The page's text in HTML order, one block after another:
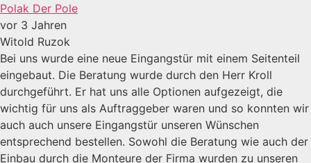
Polak Der Pole
vor 3 Jahren
Witold Ruzok
Bei uns wurde eine neue Eingangstür mit einem Seitenteil
eingebaut. Die Beratung wurde durch den Herr Kroll
durchgeführt. Er hat uns alle Optionen aufgezeigt, die
wichtig für uns als Auftraggeber waren und so konnten wir
auch auch unsere Eingangstür unseren Wünschen
entsprechend bestellen. Sowohl die Beratung wie auch der
Einbau durch die Monteure der Firma wurden zu unseren